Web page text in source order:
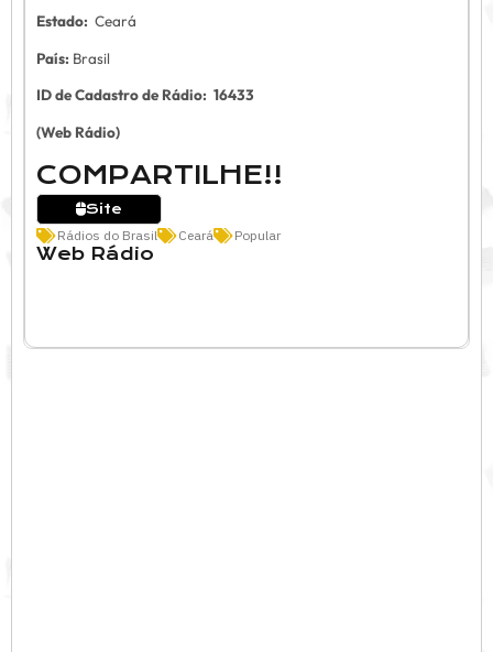
Estado: Ceará
País: Brasil
ID de Cadastro de Rádio: 16433
(Web Rádio)
COMPARTILHE!!
Site
Rádios do Brasil
Ceará Popular
Web Rádio